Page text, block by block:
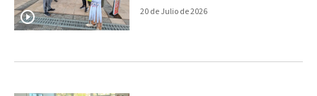
20 de Julio de 2026